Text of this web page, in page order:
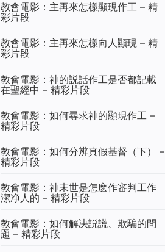
教會電影：主再來怎樣顯現作工 – 精
彩片段
教會電影：主再來怎樣向人顯現 – 精
彩片段
教會電影：神的説話作工是否都記載
在聖經中 – 精彩片段
教會電影：如何尋求神的顯現作工 –
精彩片段
教會電影：如何分辨真假基督（下） –
精彩片段
教會電影：神末世是怎麽作審判工作
潔净人的 – 精彩片段
教會電影：如何解决説謊、欺騙的問
題 – 精彩片段